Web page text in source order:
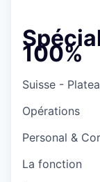
100%
Suisse -
Opérations
Personal &
La fonction